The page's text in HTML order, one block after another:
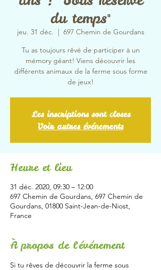
du temps"
jeu. 31 déc.
  |
697 Chemin de Gourdans
Tu as toujours rêvé de participer à un
mémory géant! Viens découvrir les
différents animaux de la ferme sous forme
de jeux!
Les inscriptions sont closes
Voir autres événements
Heure et lieu
31 déc. 2020, 09:30 – 12:00
697 Chemin de Gourdans, 697 Chemin de
Gourdans, 01800 Saint-Jean-de-Niost,
France
À propos de l'événement
Si tu rêves de découvrir la ferme sous